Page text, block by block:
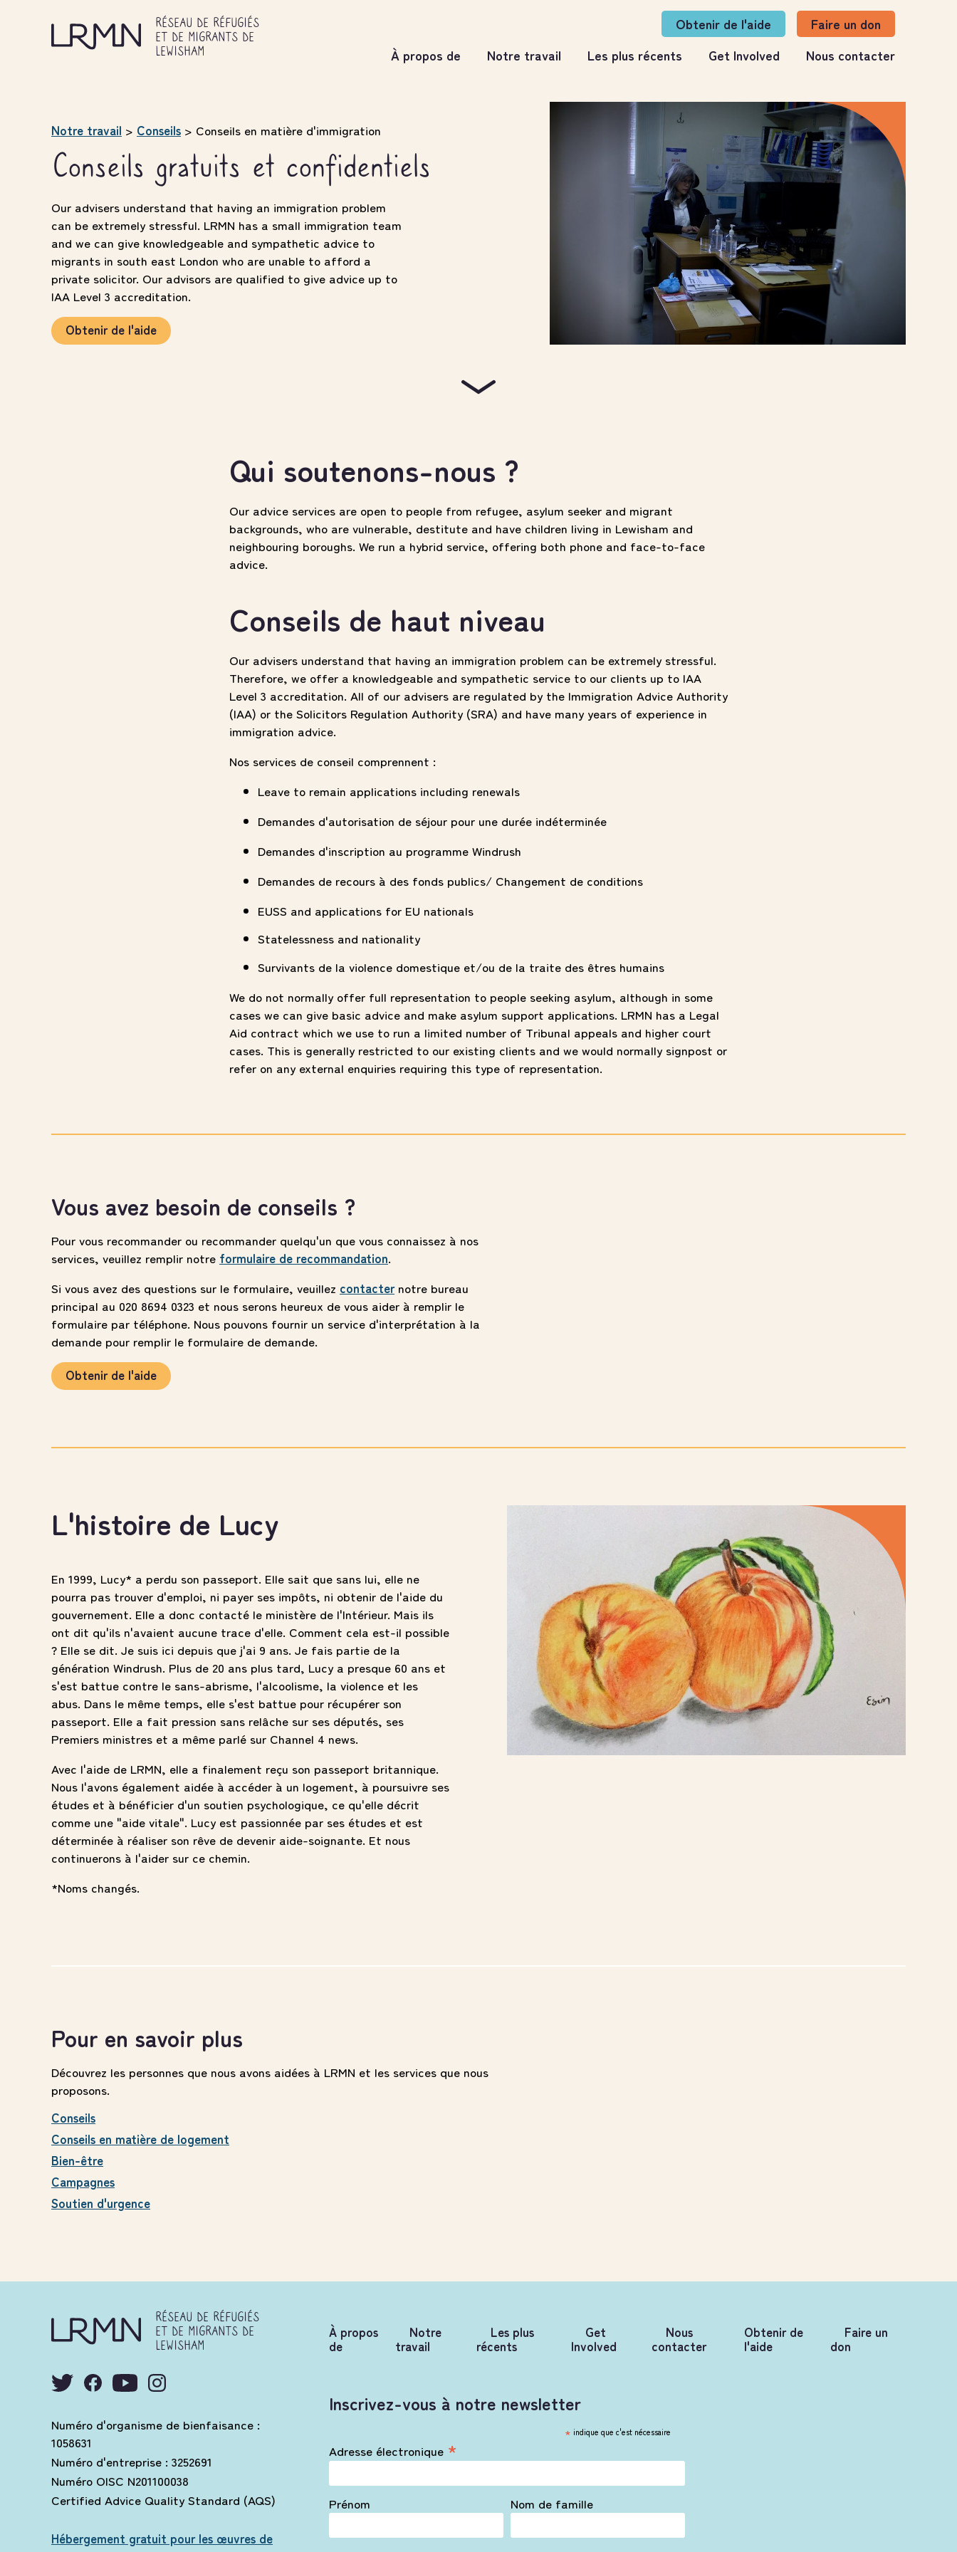
RÉSEAU DE RÉFUGIÉS
ET DE MIGRANTS DE
LEWISHAM
Obtenir de l'aide
Faire un don
À propos de
Notre travail Les plus récents Get Involved Nous contacter
Notre travail > Conseils > Conseils en matière d'immigration
Conseils gratuits et confidentiels
Our advisers understand that having an immigration problem
can be extremely stressful. LRMN has a small immigration team
and we can give knowledgeable and sympathetic advice to
migrants in south east London who are unable to afford a
private solicitor. Our advisors are qualified to give advice up to
IAA Level 3 accreditation.
Obtenir de l'aide
Qui soutenons-nous ?
Our advice services are open to people from refugee, asylum seeker and migrant
backgrounds, who are vulnerable, destitute and have children living in Lewisham and
neighbouring boroughs. We run a hybrid service, offering both phone and face-to-face
advice.
Conseils de haut niveau
Our advisers understand that having an immigration problem can be extremely stressful.
Therefore, we offer a knowledgeable and sympathetic service to our clients up to IAA
Level 3 accreditation. All of our advisers are regulated by the Immigration Advice Authority
(IAA) or the Solicitors Regulation Authority (SRA) and have many years of experience in
immigration advice.
Nos services de conseil comprennent :
Leave to remain applications including renewals
Demandes d'autorisation de séjour pour une durée indéterminée
Demandes d'inscription au programme Windrush
Demandes de recours à des fonds publics/ Changement de conditions
EUSS and applications for EU nationals
Statelessness and nationality
Survivants de la violence domestique et/ou de la traite des êtres humains
We do not normally offer full representation to people seeking asylum, although in some
cases we can give basic advice and make asylum support applications. LRMN has a Legal
Aid contract which we use to run a limited number of Tribunal appeals and higher court
cases. This is generally restricted to our existing clients and we would normally signpost or
refer on any external enquiries requiring this type of representation.
Vous avez besoin de conseils ?
Pour vous recommander ou recommander quelqu'un que vous connaissez à nos
services, veuillez remplir notre formulaire de recommandation.
Si vous avez des questions sur le formulaire, veuillez contacternotre bureau
principal au 020 8694 0323 et nous serons heureux de vous aider à remplir le
formulaire par téléphone. Nous pouvons fournir un service d'interprétation à la
demande pour remplir le formulaire de demande.
Obtenir de l'aide
L'histoire de Lucy
En 1999, Lucy* a perdu son passeport. Elle sait que sans lui, elle ne
pourra pas trouver d'emploi, ni payer ses impôts, ni obtenir de l'aide du
gouvernement. Elle a donc contacté le ministère de l'Intérieur. Mais ils
ont dit qu'ils n'avaient aucune trace d'elle. Comment cela est-il possible
? Elle se dit. Je suis ici depuis que j'ai 9 ans. Je fais partie de la
génération Windrush. Plus de 20 ans plus tard, Lucy a presque 60 ans et
s'est battue contre le sans-abrisme, l'alcoolisme, la violence et les
abus. Dans le même temps, elle s'est battue pour récupérer son
passeport. Elle a fait pression sans relâche sur ses députés, ses
Premiers ministres et a même parlé sur Channel 4 news.
Avec l'aide de LRMN, elle a finalement reçu son passeport britannique.
Nous l'avons également aidée à accéder à un logement, à poursuivre ses
études et à bénéficier d'un soutien psychologique, ce qu'elle décrit
comme une "aide vitale". Lucy est passionnée par ses études et est
déterminée à réaliser son rêve de devenir aide-soignante. Et nous
continuerons à l'aider sur ce chemin.
*Noms changés.
Pour en savoir plus
Découvrez les personnes que nous avons aidées à LRMN et les services que nous
proposons.
Conseils
Conseils en matière de logement
Bien-être
Campagnes
Soutien d'urgence
RÉSEAU DE RÉFUGIÉS
ET DE MIGRANTS DE
LEWISHAM
Numéro d'organisme de bienfaisance :
1058631
Numéro d'entreprise : 3252691
Numéro OISC N201100038
Certified Advice Quality Standard (AQS)
Hébergement gratuit pour les œuvres de
À propos
de
Notre
travail
Les plus
récents
Get
Involved
Nous
contacter
Obtenir de
l'aide
Faire un
don
Inscrivez-vous à notre newsletter
* indique que c'est nécessaire
Adresse électronique *
Prénom Nom de famille